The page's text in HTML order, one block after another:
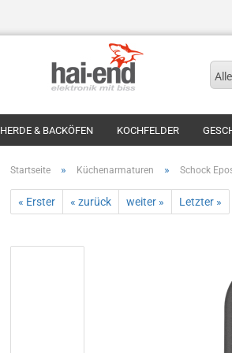
Alle
HERDE & BACKÖFEN KOCHFELDER
WARMWASSERGERÄTE KÜCHEN &
Startseite » Küchenarmaturen » Schock
« Erster « zurück weiter » Letzter »